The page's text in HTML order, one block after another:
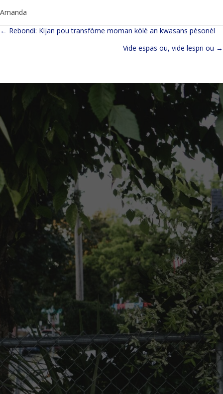
Amanda
Navigasyon
← Rebondi: Kijan pou transfòme moman kòlè an kwasans pèsonèl
Vide espas ou, vide lespri ou →